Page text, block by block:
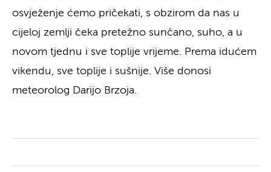
osvježenje ćemo pričekati, s obzirom da nas u
cijeloj zemlji čeka pretežno sunčano, suho, a u
novom tjednu i sve toplije vrijeme. Prema idućem
vikendu, sve toplije i sušnije. Više donosi
meteorolog Darijo Brzoja.